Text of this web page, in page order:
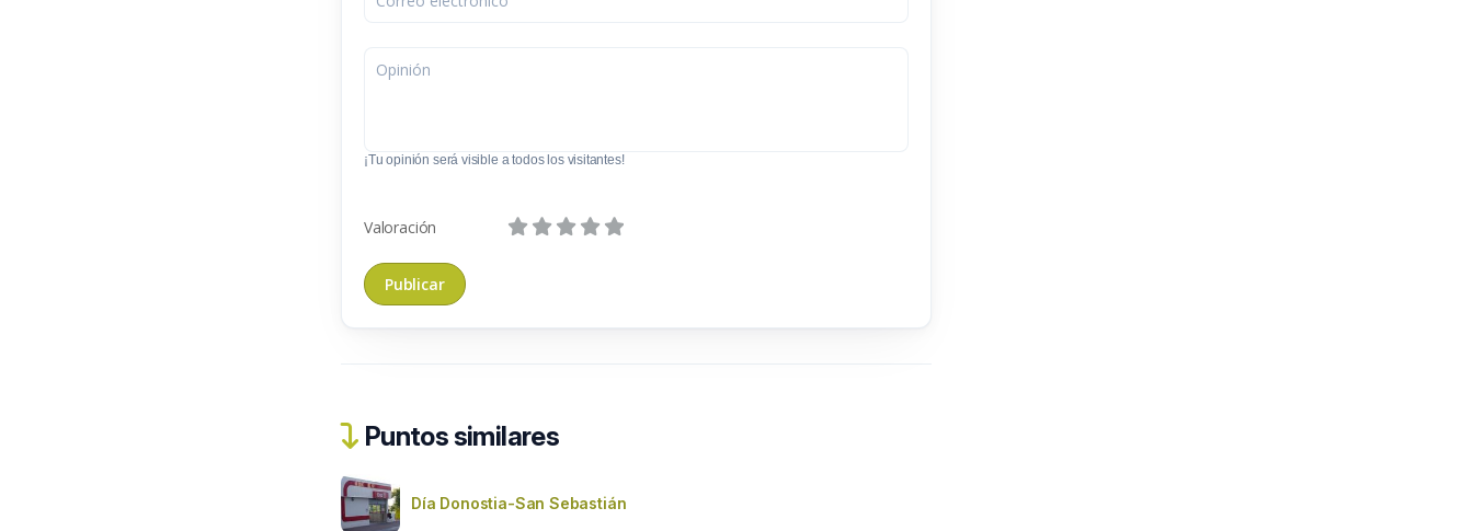
¡Tu opinión será visible a todos los visitantes!
Valoración
Puntos similares
Día Donostia-San Sebastián